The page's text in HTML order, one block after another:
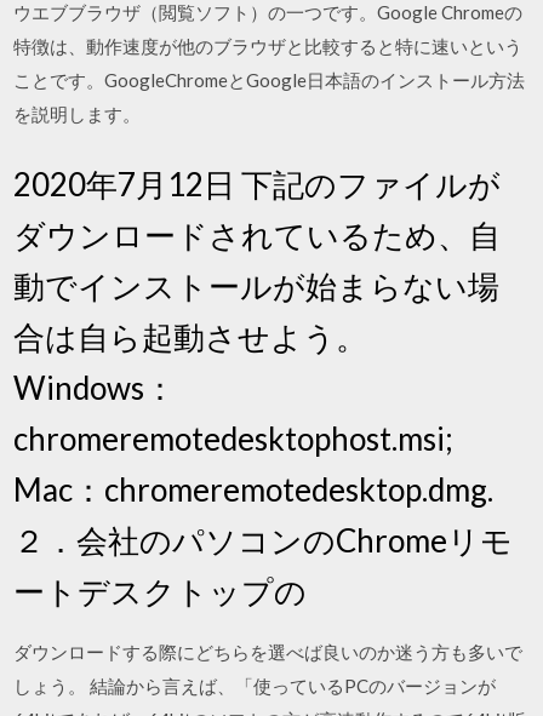
ウエブブラウザ（閲覧ソフト）の一つです。Google Chromeの
特徴は、動作速度が他のブラウザと比較すると特に速いという
ことです。GoogleChromeとGoogle日本語のインストール方法
を説明します。
2020年7月12日 下記のファイルが
ダウンロードされているため、自
動でインストールが始まらない場
合は自ら起動させよう。
Windows：
chromeremotedesktophost.msi;
Mac：chromeremotedesktop.dmg.
２．会社のパソコンのChromeリモ
ートデスクトップの
ダウンロードする際にどちらを選べば良いのか迷う方も多いで
しょう。 結論から言えば、「使っているPCのバージョンが